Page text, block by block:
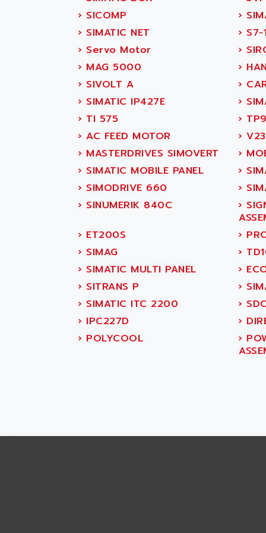
PANEL
OPERATOR PANEL
PB80
ABASK
ABB
ABB AS ROBOTIC
ABB REPAIR DEPT
ABB ROBOTICS
ABC VISION
ABD
ABG
ABL
ABL SURSUM
ABLE SYSTEMS
ABLIC
ABRACON
ABS COMPUTERS
ABS SYSTEM
ABSOCODER
ABUS
ABUS ELECTRONIC
AC
ACCES
› SICOMP ›
› SIMATIC NET ›
› Servo Motor ›
› MAG 5000 ›
› SIVOLT A ›
› SIMATIC IP427E ›
› TI 575 ›
› AC FEED MOTOR ›
› MASTERDRIVES SIMOVERT ›
› SIMATIC MOBILE PANEL ›
› SIMODRIVE 660 ›
› SINUMERIK 840C ›
› ET200S ›
› SIMAG ›
› SIMATIC MULTI PANEL ›
› SITRANS P ›
› SIMATIC ITC 2200 › SDC
› IPC227D ›
› POLYCOOL ›